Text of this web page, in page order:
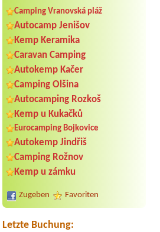
Camping Vranovská pláž
Autocamp Jenišov
Kemp Keramika
Caravan Camping
Autokemp Kačer
Camping Olšina
Autocamping Rozkoš
Kemp u Kukačků
Eurocamping Bojkovice
Autokemp Jindřiš
Camping Rožnov
Kemp u zámku
Zugeben Favoriten
Letzte Buchung:
Termin ab 2026-07-29 |
Termin ab 2026-07-31 |
Lipka
Termin ab 2026-08-02 |Kemp Iveta
přípojka